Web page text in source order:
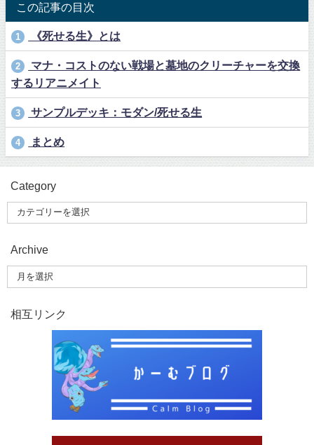
この記事の目次
1 《死せる生》とは
2
マナ・コストのない戦場と墓地のクリーチャーを交換
するリアニメイト
3 サンプルデッキ：モダン/死せる生
4 まとめ
Category
Archive
相互リンク